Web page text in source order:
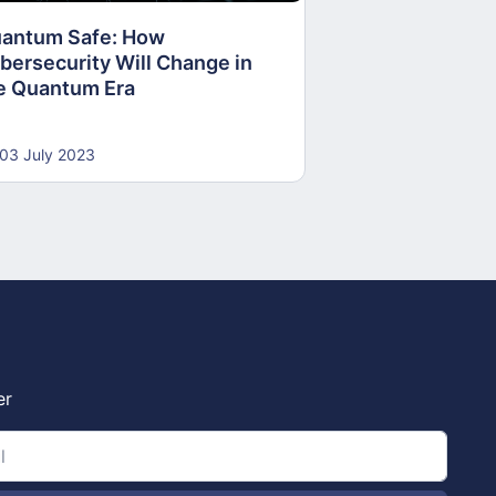
Safe: How
Will Change in
Quantum Era
03 July 2023